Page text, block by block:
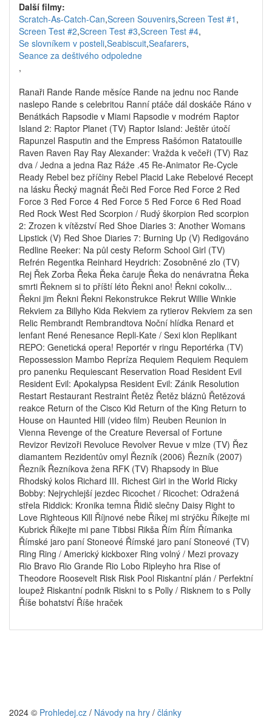
Další filmy:
Scratch-As-Catch-Can,Screen Souvenirs,Screen Test #1 ,
Screen Test #2,Screen Test #3,Screen Test #4,
Se slovníkem v posteli,Seabiscuit,Seafarers,
Seance za deštivého odpoledne
,
Ranaři Rande Rande měsíce Rande na jednu noc Rande
naslepo Rande s celebritou Ranní ptáče dál doskáče Ráno v
Benátkách Rapsodie v Miami Rapsodie v modrém Raptor
Island 2: Raptor Planet (TV) Raptor Island: Ještěr útočí
Rapunzel Rasputin and the Empress Rašómon Ratatouille
Raven Raven Ray Ray Alexander: Vražda k večeři (TV) Raz
dva / Jedna a jedna Raz Ráže .45 Re-Animator Re-Cycle
Ready Rebel bez příčiny Rebel Placid Lake Rebelové Recept
na lásku Řecký magnát Řeči Red Force Red Force 2 Red
Force 3 Red Force 4 Red Force 5 Red Force 6 Red Road
Red Rock West Red Scorpion / Rudý škorpion Red scorpion
2: Zrozen k vítězství Red Shoe Diaries 3: Another Womans
Lipstick (V) Red Shoe Diaries 7: Burning Up (V) Redigováno
Redline Reeker: Na půl cesty Reform School Girl (TV)
Refrén Regentka Reinhard Heydrich: Zosobněné zlo (TV)
Rej Řek Zorba Řeka Řeka čaruje Řeka do nenávratna Řeka
smrti Řeknem si to příští léto Řekni ano! Řekni cokoliv...
Řekni jim Řekni Řekni Rekonstrukce Rekrut Willie Winkie
Rekviem za Billyho Kida Rekviem za rytierov Rekviem za sen
Relic Rembrandt Rembrandtova Noční hlídka Renard et
lenfant René Renesance Repli-Kate / Sexi klon Replikant
REPO: Genetická opera! Reportér v ringu Reportérka (TV)
Repossession Mambo Repríza Requiem Requiem Requiem
pro panenku Requiescant Reservation Road Resident Evil
Resident Evil: Apokalypsa Resident Evil: Zánik Resolution
Restart Restaurant Restraint Řetěz Řetěz bláznů Řetězová
reakce Return of the Cisco Kid Return of the King Return to
House on Haunted Hill (video film) Reuben Reunion in
Vienna Revenge of the Creature Reversal of Fortune
Revizor Revizoři Revoluce Revolver Revue v mlze (TV) Řez
diamantem Rezidentův omyl Řezník (2006) Řezník (2007)
Řezník Řezníkova žena RFK (TV) Rhapsody in Blue
Rhodský kolos Richard III. Richest Girl in the World Ricky
Bobby: Nejrychlejší jezdec Ricochet / Ricochet: Odražená
střela Riddick: Kronika temna Řidič slečny Daisy Right to
Love Righteous Kill Říjnové nebe Říkej mi strýčku Říkejte mi
Kubrick Říkejte mi pane Tibbsi Rikša Řím Řím Římanka
Římské jaro paní Stoneové Římské jaro paní Stoneové (TV)
Ring Ring / Americký kickboxer Ring volný / Mezi provazy
Rio Bravo Rio Grande Rio Lobo Ripleyho hra Rise of
Theodore Roosevelt Risk Risk Pool Riskantní plán / Perfektní
loupež Riskantní podnik Riskni to s Polly / Risknem to s Polly
Říše bohatství Říše hraček
2024 © Prohledej.cz / Návody na hry / články